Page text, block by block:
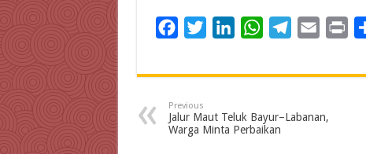
c
b
o
i
t
e
n
e
d
W
a
s
A
l
g
a
l
i
Previous
Jalur Maut Teluk Bayur–Labanan,
Warga Minta Perbaikan